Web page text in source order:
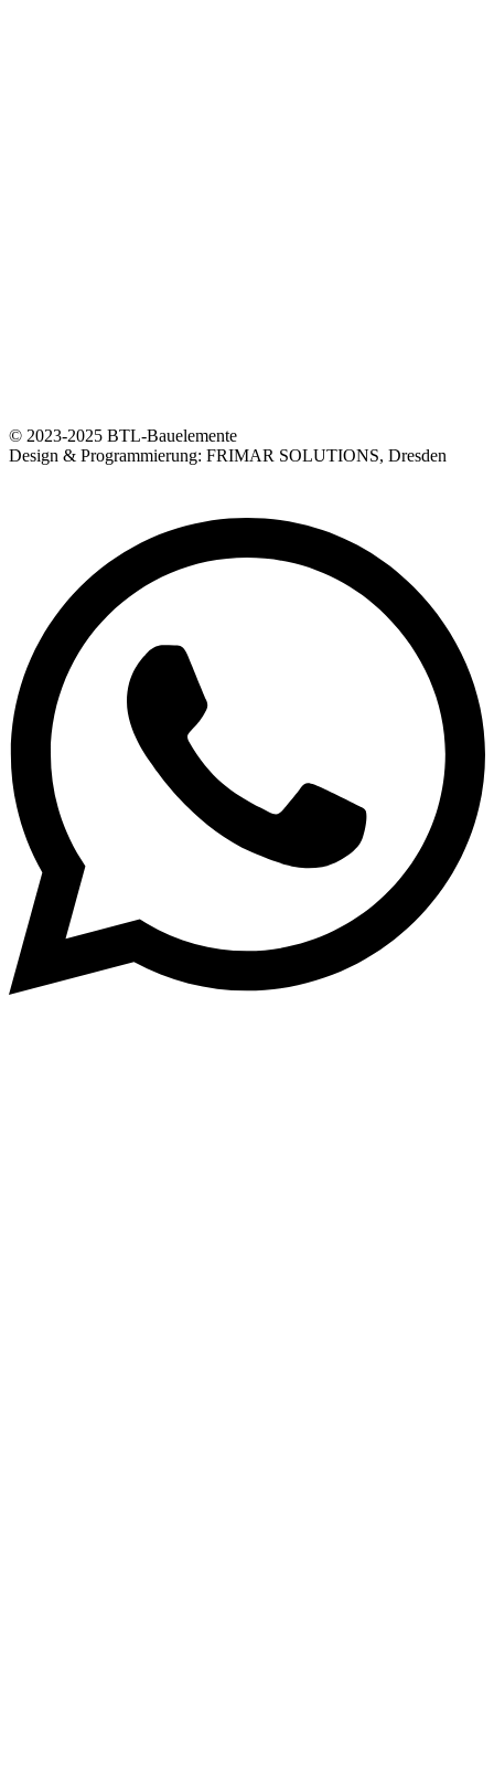
© 2023-2025 BTL-Bauelemente
Design & Programmierung: FRIMAR SOLUTIONS, Dresden